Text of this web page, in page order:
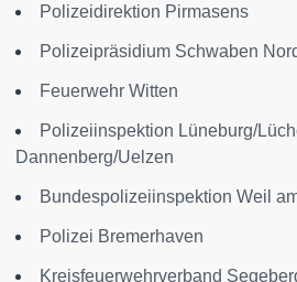
Polizeidirektion Pirmasens
Polizeipräsidium Schwaben
Feuerwehr Witten
Polizeiinspektion Lüneburg/
Dannenberg/Uelzen
Bundespolizeiinspektion Weil
Polizei Bremerhaven
Kreisfeuerwehrverband